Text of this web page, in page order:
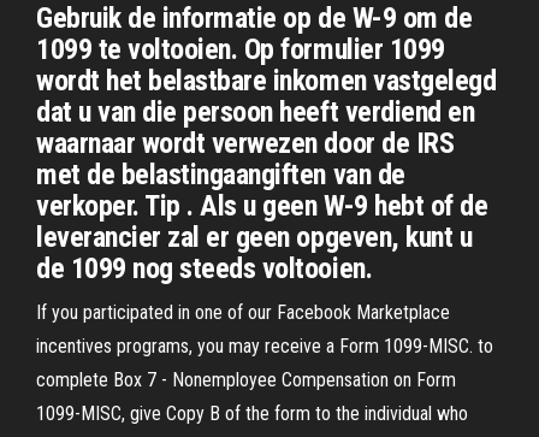
Gebruik de informatie op de W-9 om de
1099 te voltooien. Op formulier 1099
wordt het belastbare inkomen vastgelegd
dat u van die persoon heeft verdiend en
waarnaar wordt verwezen door de IRS
met de belastingaangiften van de
verkoper. Tip . Als u geen W-9 hebt of de
leverancier zal er geen opgeven, kunt u
de 1099 nog steeds voltooien.
If you participated in one of our Facebook Marketplace
incentives programs, you may receive a Form 1099-MISC. to
complete Box 7 - Nonemployee Compensation on Form
1099-MISC, give Copy B of the form to the individual who